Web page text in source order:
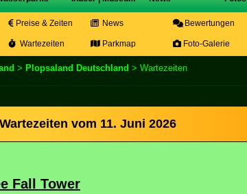
Preise & Zeiten News Bewertungen
Wartezeiten Parkmap Foto-Galerie
> Plopsaland Deutschland > Wartezeiten
vom 11. Juni 2026
Fall Tower